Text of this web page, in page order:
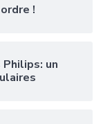
!
un